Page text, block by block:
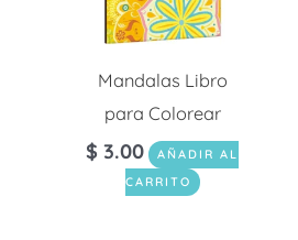
Mandalas Libro
para Colorear
$ 3.00
AÑADIR AL
CARRITO